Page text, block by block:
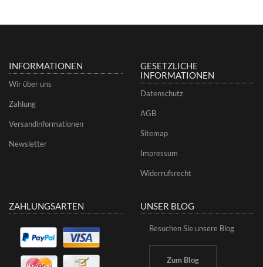
INFORMATIONEN
Wir über uns
Zahlung
Versandinformationen
Newsletter
GESETZLICHE
INFORMATIONEN
Datenschutz
AGB
Sitemap
Impressum
Widerrufsrecht
ZAHLUNGSARTEN UNSER BLOG
Besuchen Sie unsere Blog
Zum Blog